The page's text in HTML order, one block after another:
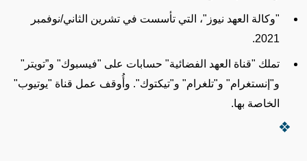
"وكالة العهد نيوز"، التي تأسست في تشرين الثاني/نوفمبر
2021.
تملك "قناة العهد الفضائية" حسابات على "فيسبوك" و”تويتر"
و"إنستغرام" و"تلغرام" و"تيكتوك". وأُوقف عمل قناة "يوتيوب"
الخاصة بها.